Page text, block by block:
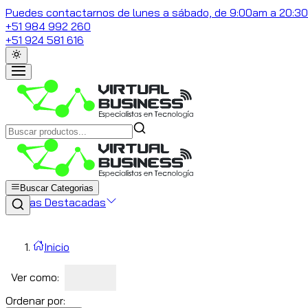
Puedes contactarnos de lunes a sábado, de 9:00am a
+51 984 992 260
+51 924 581 616
Buscar Categorias
Marcas Destacadas
Inicio
Ver como:
Ordenar por: